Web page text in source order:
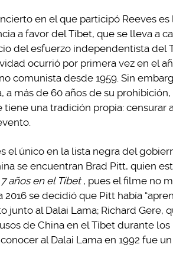
en el que participó Reeves
a favor del Tíbet, que se lleva a
del esfuerzo independentista del
ocurrió por primera vez en el
comunista desde 1959. Sin
a más de 60 años de su
una tradición propia: censurar
el único en la lista negra del
se encuentran Brad Pitt, quien
7 años en el Tíbet , pues el filme no
se decidió que Pitt había
junto al Dalai Lama; Richard Gere,
de China en el Tíbet durante
al Dalai Lama en 1992 fue